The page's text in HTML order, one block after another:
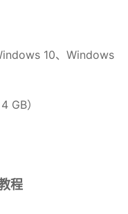
10、Windows
GB）
程